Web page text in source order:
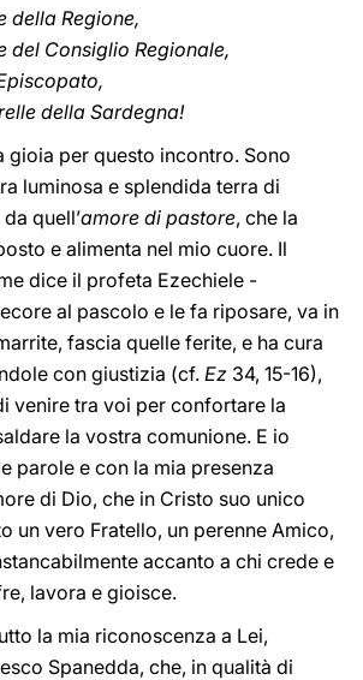
della Regione,
del Consiglio Regionale,
della Sardegna!
gioia per questo incontro. Sono
luminosa e splendida terra di
quell’amore di pastore, che la
e alimenta nel mio cuore. Il
dice il profeta Ezechiele -
al pascolo e le fa riposare, va in
fascia quelle ferite, e ha cura
con giustizia (cf. Ez 34, 15-16),
venire tra voi per confortare la
la vostra comunione. E io
parole e con la mia presenza
di Dio, che in Cristo suo unico
un vero Fratello, un perenne Amico,
accanto a chi crede e
lavora e gioisce.
la mia riconoscenza a Lei,
Spanedda, che, in qualità di